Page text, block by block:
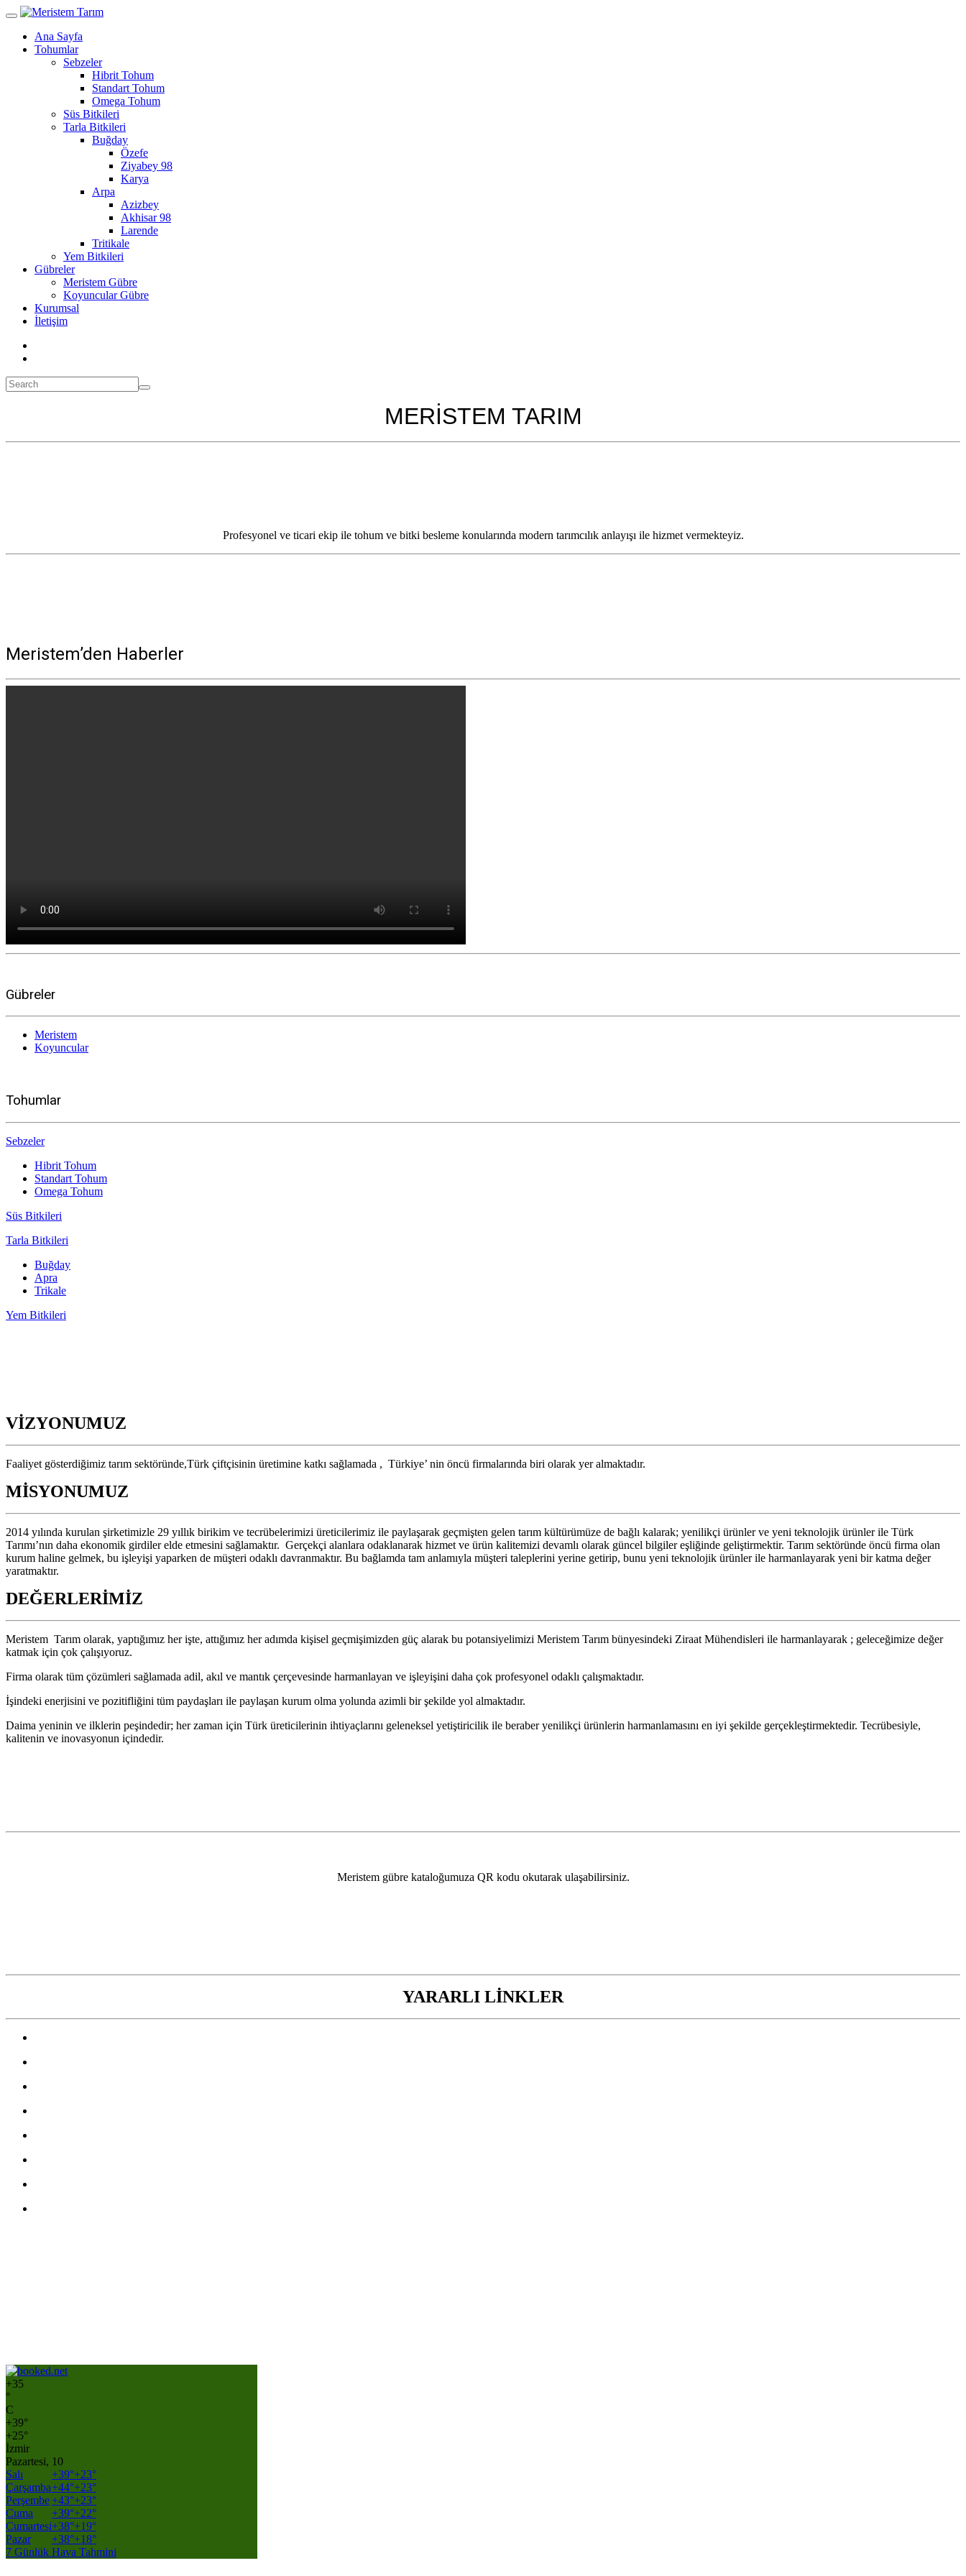
Ana Sayfa
Tohumlar
Sebzeler
Hibrit Tohum
Standart Tohum
Omega Tohum
Süs Bitkileri
Tarla Bitkileri
Buğday
Özefe
Ziyabey 98
Karya
Arpa
Azizbey
Akhisar 98
Larende
Tritikale
Yem Bitkileri
Gübreler
Meristem Gübre
Koyuncular Gübre
Kurumsal
İletişim
MERİSTEM TARIM
Profesyonel ve ticari ekip ile tohum ve bitki besleme konularında modern tarımcılık anlayışı ile hizmet vermekteyiz.
Meristem’den Haberler
Gübreler
Meristem
Koyuncular
Tohumlar
Sebzeler
Hibrit Tohum
Standart Tohum
Omega Tohum
Süs Bitkileri
Tarla Bitkileri
Buğday
Apra
Trikale
Yem Bitkileri
VİZYONUMUZ
Faaliyet gösterdiğimiz tarım sektöründe,Türk çiftçisinin üretimine katkı sağlamada , Türkiye’ nin öncü firmalarında biri olarak yer almaktadır.
MİSYONUMUZ
2014 yılında kurulan şirketimizle 29 yıllık birikim ve tecrübelerimizi üreticilerimiz ile paylaşarak geçmişten gelen tarım kültürümüze de bağlı kalarak; yenilikçi ürünler ve yeni teknolojik ürünler ile Türk
Tarımı’nın daha ekonomik girdiler elde etmesini sağlamaktır. Gerçekçi alanlara odaklanarak hizmet ve ürün kalitemizi devamlı olarak güncel bilgiler eşliğinde geliştirmektir. Tarım sektöründe öncü firma olan
kurum haline gelmek, bu işleyişi yaparken de müşteri odaklı davranmaktır. Bu bağlamda tam anlamıyla müşteri taleplerini yerine getirip, bunu yeni teknolojik ürünler ile harmanlayarak yeni bir katma değer
yaratmaktır.
DEĞERLERİMİZ
Meristem Tarım olarak, yaptığımız her işte, attığımız her adımda kişisel geçmişimizden güç alarak bu potansiyelimizi Meristem Tarım bünyesindeki Ziraat Mühendisleri ile harmanlayarak ; geleceğimize değer
katmak için çok çalışıyoruz.
Firma olarak tüm çözümleri sağlamada adil, akıl ve mantık çerçevesinde harmanlayan ve işleyişini daha çok profesyonel odaklı çalışmaktadır.
İşindeki enerjisini ve pozitifliğini tüm paydaşları ile paylaşan kurum olma yolunda azimli bir şekilde yol almaktadır.
Daima yeninin ve ilklerin peşindedir; her zaman için Türk üreticilerinin ihtiyaçlarını geleneksel yetiştiricilik ile beraber yenilikçi ürünlerin harmanlamasını en iyi şekilde gerçekleştirmektedir. Tecrübesiyle,
kalitenin ve inovasyonun içindedir.
Meristem gübre kataloğumuza QR kodu okutarak ulaşabilirsiniz.
YARARLI LİNKLER
+35
°
C
+39°
+25°
İzmir
Pazartesi, 10
Salı
+39°+23°
Çarşamba+44°+23°
Perşembe+43°+23°
Cuma
+39°+22°
Cumartesi+38°+19°
Pazar
+38°+18°
7 Günlük Hava Tahmini